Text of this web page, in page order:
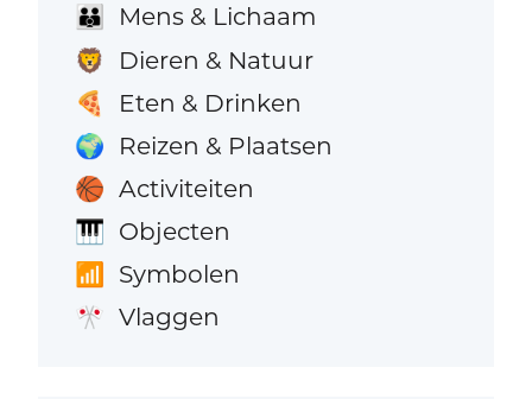
👪 Mens & Lichaam
🦁 Dieren & Natuur
🍕 Eten & Drinken
🌍 Reizen & Plaatsen
🏀 Activiteiten
🎹 Objecten
📶 Symbolen
🎌 Vlaggen